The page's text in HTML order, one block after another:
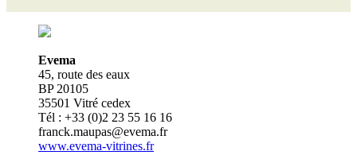
Evema
45, route des eaux
BP 20105
35501 Vitré cedex
Tél : +33 (0)2 23 55 16 16
franck.maupas@evema.fr
www.evema-vitrines.fr